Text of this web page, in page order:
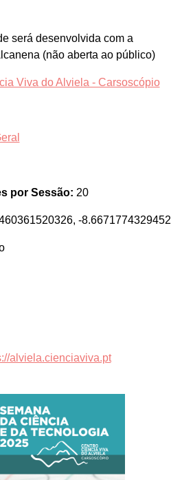
será desenvolvida com a
(não aberta ao público)
Viva do Alviela - Carsoscópio
por Sessão: 20
-8.6671774329452
alviela.cienciaviva.pt